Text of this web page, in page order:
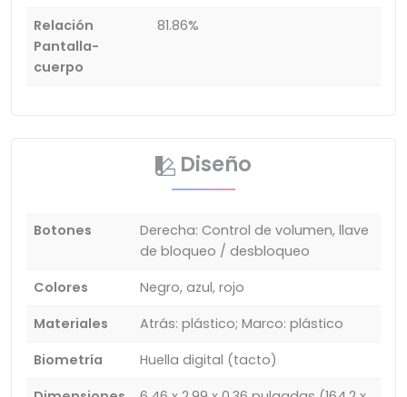
Relación
Pantalla-
cuerpo
81.86%
Diseño
Botones
Derecha: Control de volumen, llave
de bloqueo / desbloqueo
Colores
Negro, azul, rojo
Materiales
Atrás: plástico; Marco: plástico
Biometría
Huella digital (tacto)